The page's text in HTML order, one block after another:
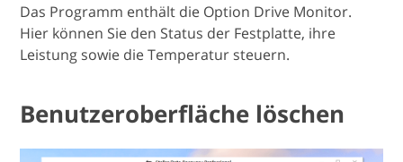
Das Programm enthält die Option Drive Monitor.
Hier können Sie den Status der Festplatte, ihre
Leistung sowie die Temperatur steuern.
Benutzeroberfläche löschen